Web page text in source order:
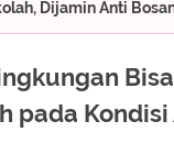
Dijamin Anti
Bisa
pada Kondisi